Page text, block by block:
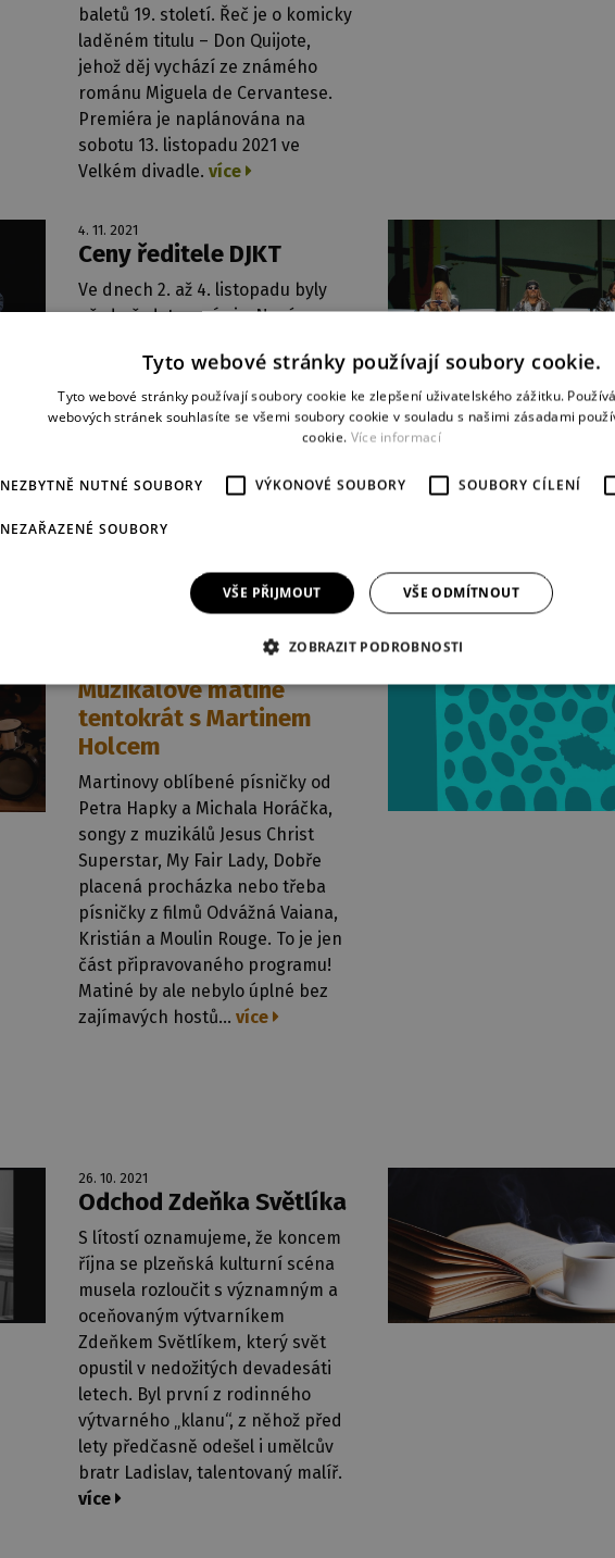
baletů 19. století. Řeč je o komicky
laděném titulu – Don Quijote,
jehož děj vychází ze známého
románu Miguela de Cervantese.
Premiéra je naplánována na
sobotu 13. listopadu 2021 ve
Velkém divadle. více
4. 11. 2021
Ceny ředitele DJKT
Ve dnech 2. až 4. listopadu byly
před představeními v Novém
Divadla J. K. Tyla, které jsou
pravidelně udíleny při příležitosti
významných jubileí. Již desátý
ročník byl spjat s 155. výročím
pravidelného provozu českého
divadla v Plzni, které ovšem
připadá na 1. listopadu 2020.
Muzikálové matiné
tentokrát s Martinem
Holcem
Martinovy oblíbené písničky od
Petra Hapky a Michala Horáčka,
songy z muzikálů Jesus Christ
Superstar, My Fair Lady, Dobře
placená procházka nebo třeba
písničky z filmů Odvážná Vaiana,
Kristián a Moulin Rouge. To je jen
část připravovaného programu!
Matiné by ale nebylo úplné bez
zajímavých hostů... více
26. 10. 2021
Odchod Zdeňka Světlíka
S lítostí oznamujeme, že koncem
října se plzeňská kulturní scéna
musela rozloučit s významným a
oceňovaným výtvarníkem
Zdeňkem Světlíkem, který svět
opustil v nedožitých devadesáti
letech. Byl první z rodinného
výtvarného „klanu“, z něhož před
lety předčasně odešel i umělcův
bratr Ladislav, talentovaný malíř.
více
Tyto webové stránky používají soubory cookie.
Tyto webové stránky používají soubory cookie ke zlepšení uživatelského zážitku.
webových stránek souhlasíte se všemi soubory cookie v souladu s našimi zásadami
cookie. Více informací
NEZBYTNĚ NUTNÉ SOUBORY VÝKONOVÉ SOUBORY SOUBORY CÍLENÍ
NEZAŘAZENÉ SOUBORY
VŠE PŘIJMOUT VŠE ODMÍTNOUT
ZOBRAZIT PODROBNOSTI